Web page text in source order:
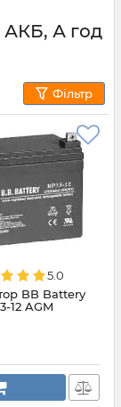
АКБ, А год
Фільтр
5.0
BB Battery
12 AGM